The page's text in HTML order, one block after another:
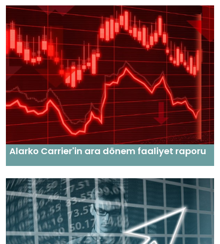
Alarko Carrier'in ara dönem faaliyet raporu